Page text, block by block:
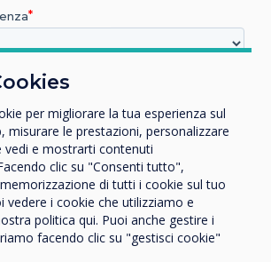
per migliorare la tua esperienza sul
misurare le prestazioni, personalizzare
vedi e mostrarti contenuti
clic su "Consenti tutto",
di tutti i cookie sul tuo
vedere i cookie che utilizziamo e
politica qui. Puoi anche gestire i
facendo clic su "gestisci cookie"
lavora?
in merito ai nostri prodotti e servizi